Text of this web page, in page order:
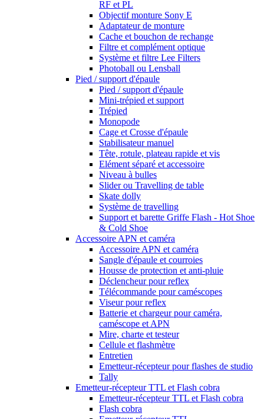
RF et PL
Objectif monture Sony E
Adaptateur de monture
Cache et bouchon de rechange
Filtre et complément optique
Système et filtre Lee Filters
Photoball ou Lensball
Pied / support d'épaule
Pied / support d'épaule
Mini-trépied et support
Trépied
Monopode
Cage et Crosse d'épaule
Stabilisateur manuel
Tête, rotule, plateau rapide et vis
Elément séparé et accessoire
Niveau à bulles
Slider ou Travelling de table
Skate dolly
Système de travelling
Support et barette Griffe Flash - Hot Shoe
& Cold Shoe
Accessoire APN et caméra
Accessoire APN et caméra
Sangle d'épaule et courroies
Housse de protection et anti-pluie
Déclencheur pour reflex
Télécommande pour caméscopes
Viseur pour reflex
Batterie et chargeur pour caméra,
caméscope et APN
Mire, charte et testeur
Cellule et flashmètre
Entretien
Emetteur-récepteur pour flashes de studio
Tally
Emetteur-récepteur TTL et Flash cobra
Emetteur-récepteur TTL et Flash cobra
Flash cobra